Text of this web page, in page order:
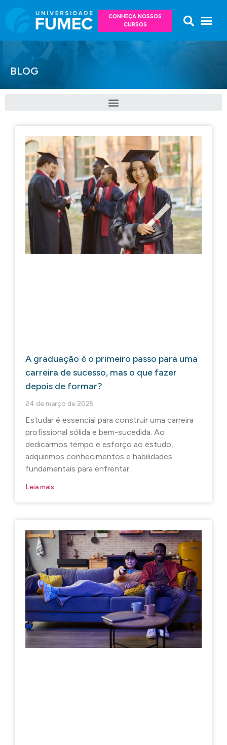
CONHEÇA NOSSOS
CURSOS
BLOG
A graduação é o primeiro passo para uma
carreira de sucesso, mas o que fazer
depois de formar?
24 de março de 2025
Estudar é essencial para construir uma carreira
profissional sólida e bem-sucedida. Ao
dedicarmos tempo e esforço ao estudo,
adquirimos conhecimentos e habilidades
fundamentais para enfrentar
Leia mais